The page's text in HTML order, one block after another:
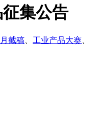
征集公告
截稿 工业产品大赛